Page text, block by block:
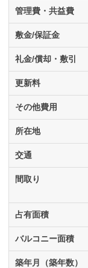
管理費・共益費
敷金/保証金
礼金/償却・敷引
更新料
その他費用
所在地
交通
間取り
占有面積
バルコニー面積
築年月（築年数）